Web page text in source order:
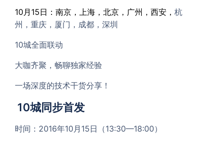
10月15日：南京，上海，北京，广州，西安， 杭
州，重庆，厦门，成都，深圳
10城全面联动
大咖齐聚，畅聊独家经验
一场深度的技术干货分享！
10城同步首发
时间：2016年10月15日（13:30—18:00）